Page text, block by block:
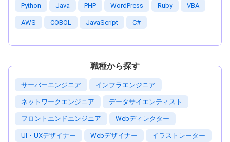
Python Java PHP WordPress Ruby VBA
AWS COBOL JavaScript C#
職種から探す
サーバーエンジニア インフラエンジニア
ネットワークエンジニア データサイエンティスト
フロントエンドエンジニア Webディレクター
UI・UXデザイナー Webデザイナー イラストレーター